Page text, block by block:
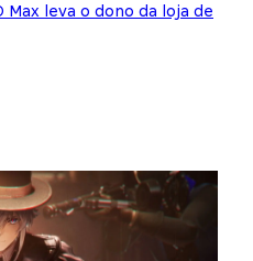
leva o dono da loja de